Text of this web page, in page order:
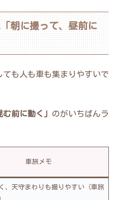
朝に撮って、昼前に
も人も車も集まりやすいで
前に動く」 のがいちばんラ
車旅メモ
、天守まわりも撮りやすい（車旅